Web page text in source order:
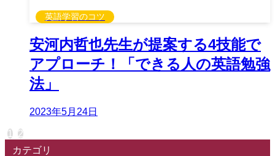
英語学習のコツ
安河内哲也先生が提案する4技能で
アプローチ！「できる人の英語勉強
法」
2023年5月24日
1 2
カテゴリ